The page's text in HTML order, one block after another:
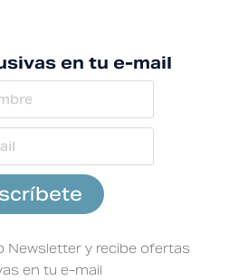
en tu e-mail
Newsletter y recibe ofertas
en tu e-mail